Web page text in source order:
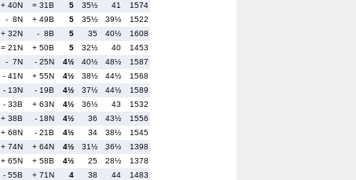
+ 40N = 31B 5 35½ 41
1574
- 8N + 49B 5 35½ 39½
1522
+ 32N - 8B 5 35 40½
1608
= 21N + 50B 5 32½ 40
1453
- 7N - 25N 4½ 40½ 48½
1587
- 41N + 55N 4½ 38½ 44½
1568
- 13N - 19B 4½ 37½ 44½
1589
- 33B + 63N 4½ 36½ 43
1532
+ 38B - 18N 4½ 36 43½
1556
+ 68N - 21B 4½ 34 38½
1545
+ 74N + 64N 4½ 31½ 36½
1398
+ 65N + 58B 4½ 25 28½
1378
- 55B + 71N 4 38 44
1483